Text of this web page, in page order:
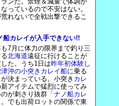
っているので不安はない。
れないで全戦出撃できるこ
カレイが入手できない!!
7月に体力の限界まで釣り三
北海道遠征に行けることが
た。うち1日は昨年初体験し
津沖の小突きカレイ船に乗る
決まっている。小突き カレ
アイテムで猛烈に使ってみ
が刺さり抜群「 ナノ船カレ
。でも出荷ロットの関係で東